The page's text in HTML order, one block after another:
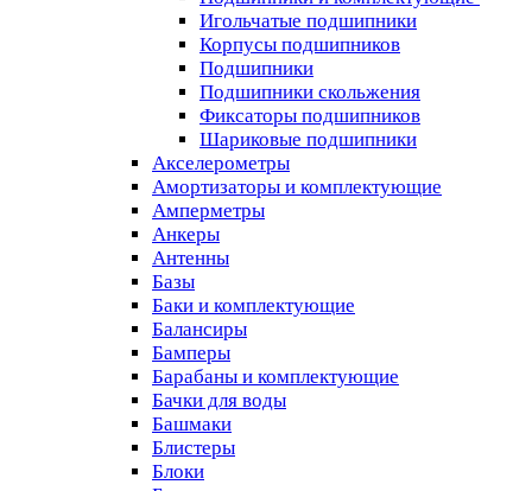
Игольчатые подшипники
Корпусы подшипников
Подшипники
Подшипники скольжения
Фиксаторы подшипников
Шариковые подшипники
Акселерометры
Амортизаторы и комплектующие
Амперметры
Анкеры
Антенны
Базы
Баки и комплектующие
Балансиры
Бамперы
Барабаны и комплектующие
Бачки для воды
Башмаки
Блистеры
Блоки